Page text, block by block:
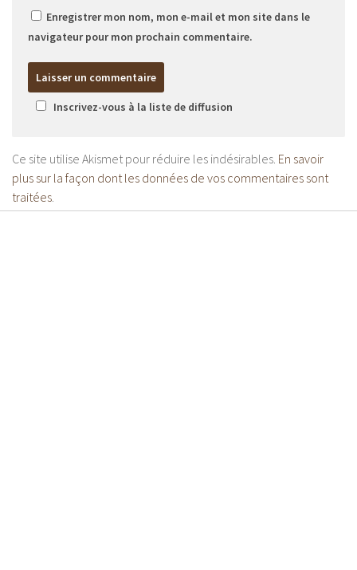
Enregistrer mon nom, mon e-mail et mon site dans le
navigateur pour mon prochain commentaire.
Inscrivez-vous à la liste de diffusion
Ce site utilise Akismet pour réduire les indésirables. En savoir
plus sur la façon dont les données de vos commentaires sont
traitées